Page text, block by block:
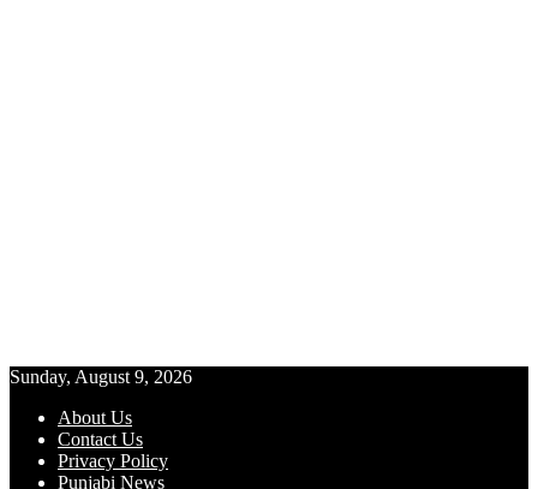
Sunday, August 9, 2026
About Us
Contact Us
Privacy Policy
Punjabi News